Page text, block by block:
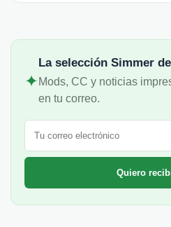
✦
La selección Simmer
Mods, CC y noticias
en tu correo.
Correo electrónico
Quiero